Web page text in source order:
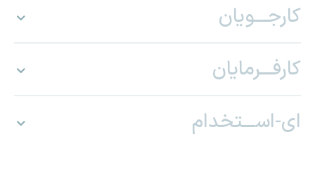
کارجـــویان
کارفـــرمایان
ای-اســـتخدام